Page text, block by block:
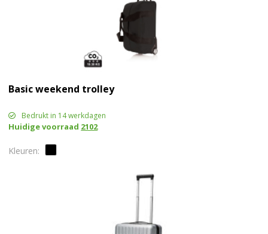
Basic weekend trolley
Bedrukt in 14 werkdagen
Huidige voorraad 2102